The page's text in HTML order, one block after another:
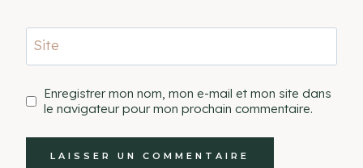
Site
Enregistrer mon nom, mon e-mail et mon site dans
le navigateur pour mon prochain commentaire.